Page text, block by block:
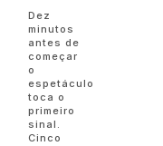
Dez
minutos
antes de
começar
o
espetáculo
toca o
primeiro
sinal.
Cinco